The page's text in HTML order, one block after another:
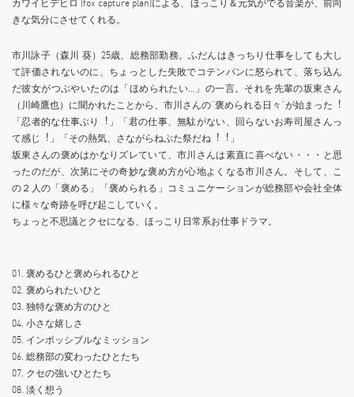
カワイヒデヒロ (fox capture plan)による、ほっこり＆元気がでる⾳楽が、前向
きな気分にさせてくれる。
市川詠⼦（森川 葵）25歳、総務部勤務。ふだんはきっちり仕事をしても⼤し
て評価されないのに、ちょっとした失敗でコテンパンに怒られて、落ち込ん
だ彼⼥がつぶやいたのは「ほめられたい…」の⼀⾔。それを先輩の坂東さん
（川崎鷹也）に聞かれたことから、市川さんの“褒められる⽇々”が始まった︕
「忍者的な仕事ぶり︕」「君の仕事、無駄がない、回らないお寿司屋さんっ
て感じ︕」「その熱気、さながらねぶた祭だね︕︕」
坂東さんの褒めはかなりズレていて、市川さんは素直に喜べない・・・と思
ったのだが、次第にその奇妙な褒め⽅が⼼地よくなる市川さん。そして、こ
の２⼈の「褒める」「褒められる」コミュニケーションが総務部や会社全体
に様々な奇跡を呼び起こしていく。
ちょっと不思議とクセになる、ほっこり⽇常系お仕事ドラマ。
01. 褒めるひと褒められるひと
02. 褒められたいひと
03. 独特な褒め⽅のひと
04. ⼩さな嬉しさ
05. インポッシブルなミッション
06. 総務部の変わったひとたち
07. クセの強いひとたち
08. 淡く想う